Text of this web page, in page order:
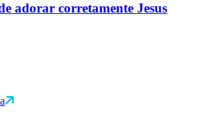
adorar corretamente Jesus